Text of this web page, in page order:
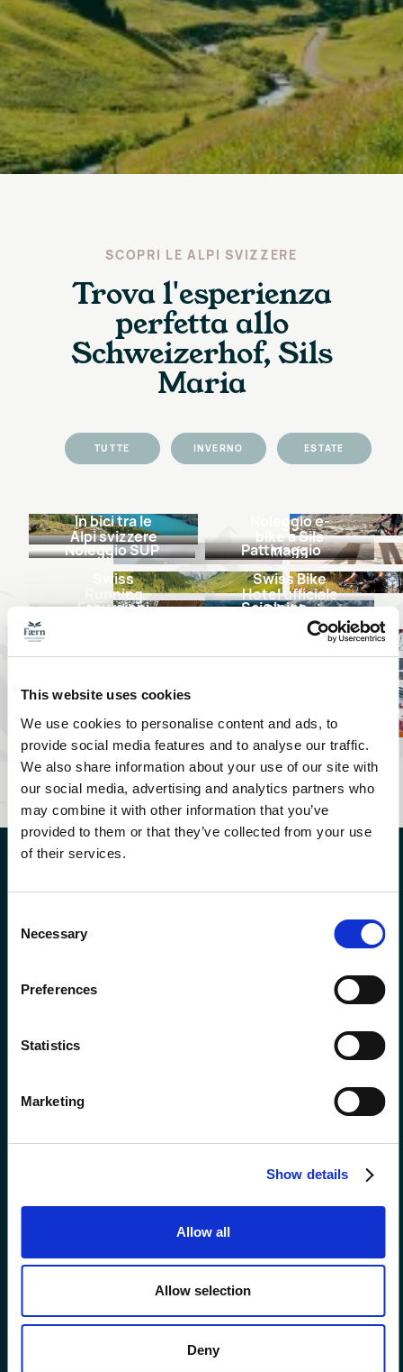
This website uses cookies
We use cookies to personalise content and ads, to
provide social media features and to analyse our traffic.
We also share information about your use of our site with
our social media, advertising and analytics partners who
may combine it with other information that you’ve
provided to them or that they’ve collected from your use
of their services.
Selection
Necessary
Preferences
Statistics
Marketing
Show details
Allow all
Allow selection
Deny
SCOPRI LE ALPI SVIZZERE
Trova l'esperienza
perfetta allo
Schweizerhof, Sils
Maria
TUTTE INVERNO ESTATE
In bici tra le
Alpi svizzere
Noleggio e-
bike a Sils
Maria
Noleggio SUP
Pattinaggio
Swiss
Running
Hotel in
Swiss Bike
Hotel ufficiale
a Sils Maria
Escursioni
Sci alpino
Sils Maria
Escursioni
con le
sci notturno
Giri in
trainata da
cavalli
pista olimpica
di St. Moritz
Vacanza con il
vostro cane
Parapendio
invernale a
Sils Maria
Le nostre
sedi
Iscrizione
alla